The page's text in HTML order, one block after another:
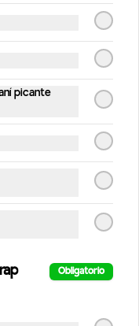
350ml
picante
Obligatorio